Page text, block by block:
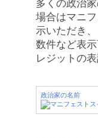
多くの政治
場合はマニ
示いただき、
数件など表
レジットの
政治家の名前